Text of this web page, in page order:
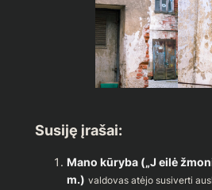
Susiję įrašai:
Mano kūryba („J eilė
m.) valdovas atėjo susiverti